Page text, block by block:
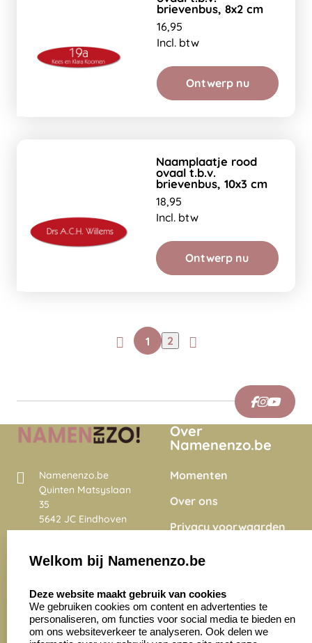
brievenbus, 8x2 cm
16,95
Incl. btw
Ontwerp nu
Naamplaatje rood
ovaal t.b.v.
brievenbus, 10x3 cm
18,95
Incl. btw
Ontwerp nu
1 2
Namenenzo.be
Quinten Matsyslaan
35
5642 JC Eindhoven
Nederland
4028 beoordelingen
Over
Namenenzo.be
Momenten
Over ons
Privacy voorwaarden
Onze vacatures
Zakelijk: Klantenservice:
Welkom bij Namenenzo.be
Deze website maakt gebruik van cookies
We gebruiken cookies om content en advertenties te
personaliseren, om functies voor social media te bieden en
om ons websiteverkeer te analyseren. Ook delen we